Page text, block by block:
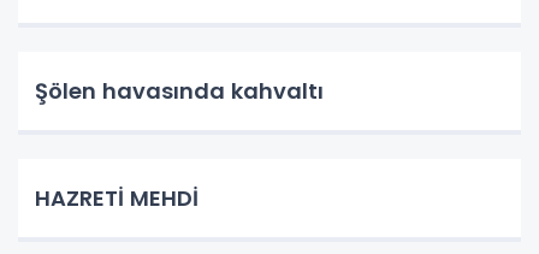
Şölen havasında kahvaltı
HAZRETİ MEHDİ